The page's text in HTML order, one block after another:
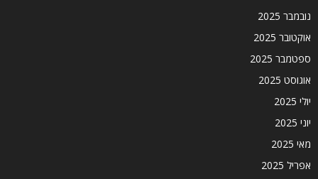
נובמבר 2025
אוקטובר 2025
ספטמבר 2025
אוגוסט 2025
יולי 2025
יוני 2025
מאי 2025
אפריל 2025